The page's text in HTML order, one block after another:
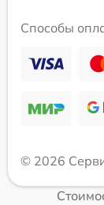
Способы
© 2026